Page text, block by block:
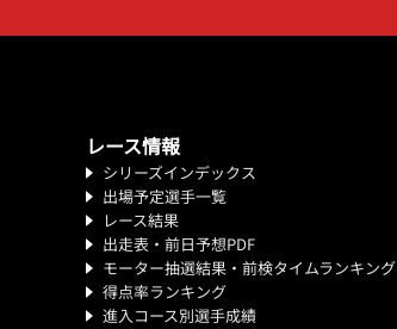
レース情報
シリーズインデックス
出場予定選手一覧
レース結果
出走表・前日予想PDF
モーター抽選結果・前検タイムランキング
得点率ランキング
進入コース別選手成績